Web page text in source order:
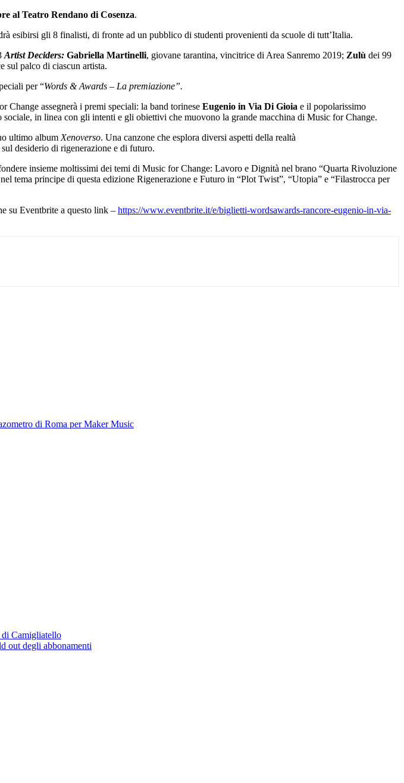
al Teatro Rendano di Cosenza.
esibirsi gli 8 finalisti, di fronte ad un pubblico di studenti provenienti da scuole di tutt’Italia.
Artist Deciders: Gabriella Martinelli, giovane tarantina, vincitrice di Area Sanremo 2019; Zulù dei 99
sul palco di ciascun artista.
per “Words & Awards – La premiazione”.
Change assegnerà i premi speciali: la band torinese Eugenio in Via Di Gioia e il popolarissimo
in linea con gli intenti e gli obiettivi che muovono la grande macchina di Music for Change.
ultimo album Xenoverso. Una canzone che esplora diversi aspetti della realtà
desiderio di rigenerazione e di futuro.
insieme moltissimi dei temi di Music for Change: Lavoro e Dignità nel brano “Quarta Rivoluzione
tema principe di questa edizione Rigenerazione e Futuro in “Plot Twist”, “Utopia” e “Filastrocca per
su Eventbrite a questo link – https://www.eventbrite.it/e/biglietti-wordsawards-rancore-eugenio-in-via-
di Roma per Maker Music
Camigliatello
out degli abbonamenti